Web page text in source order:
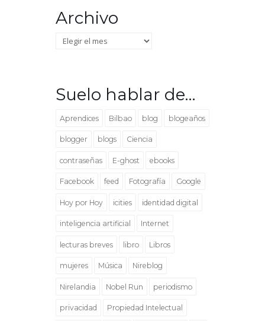
Archivo
Archivo
Suelo hablar de…
Aprendices Bilbao blog blogeaños
blogger blogs Ciencia
contraseñas E-ghost ebooks
Facebook feed Fotografía Google
Hoy por Hoy icities identidad digital
inteligencia artificial Internet
lecturas breves libro Libros
mujeres Música Nireblog
Nirelandia Nobel Run periodismo
privacidad Propiedad Intelectual